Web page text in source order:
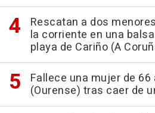
Rescatan a dos
la corriente en una
playa de Cariño (A
Fallece una mujer de 66
(Ourense) tras caer de